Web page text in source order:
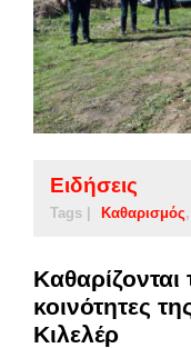
Ειδήσεις
Tags | Καθαρισμός
Καθαρίζονται
κοινότητες
Κιλελέρ